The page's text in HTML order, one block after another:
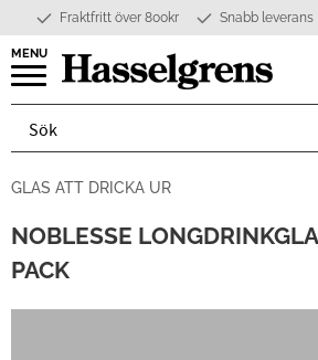
Meny
Fraktfritt över 800kr Snabb leverans
GLAS ATT DRICKA UR
NOBLESSE
PACK